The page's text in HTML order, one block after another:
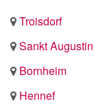
Troisdorf
Sankt Augustin
Bornheim
Hennef